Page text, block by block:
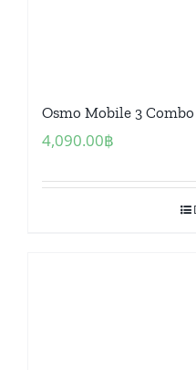
Osmo Mobile 3 Combo
4,090.00฿